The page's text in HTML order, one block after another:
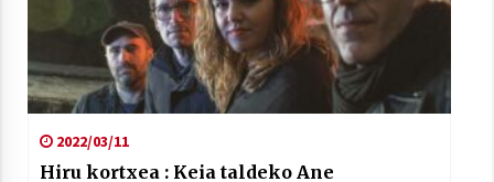
2022/03/11
Hiru kortxea : Keia taldeko Ane